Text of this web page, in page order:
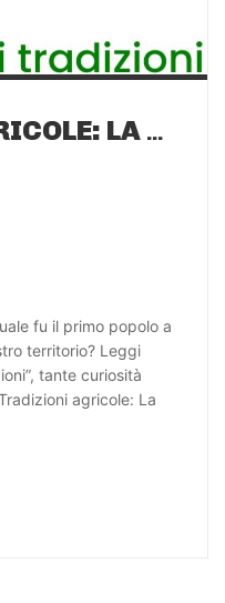
TRADIZIONI AGRICOLE: LA CIPOLLA DI GIARRATANA
fu il primo popolo a
territorio? Leggi
tante curiosità
agricole: La